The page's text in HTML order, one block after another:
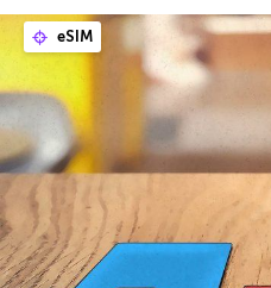
eSIM